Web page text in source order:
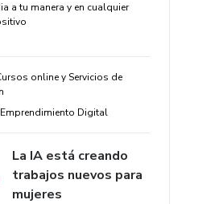
a tu manera y en cualquier
online y Servicios de
Emprendimiento Digital
La IA está creando
trabajos nuevos para
mujeres